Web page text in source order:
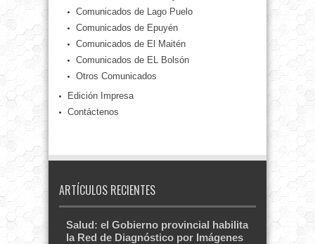
Comunicados de Lago Puelo
Comunicados de Epuyén
Comunicados de El Maitén
Comunicados de EL Bolsón
Otros Comunicados
Edición Impresa
Contáctenos
ARTÍCULOS RECIENTES
Salud: el Gobierno provincial habilita
la Red de Diagnóstico por Imágenes